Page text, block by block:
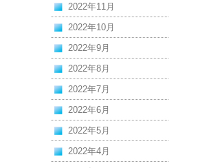
2022年11月
2022年10月
2022年9月
2022年8月
2022年7月
2022年6月
2022年5月
2022年4月